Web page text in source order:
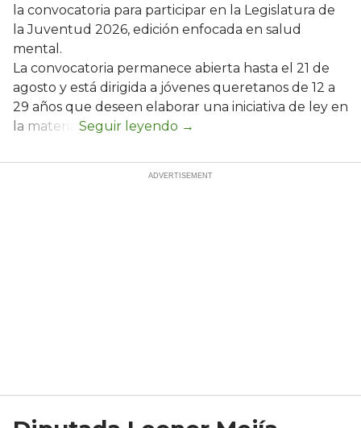
la convocatoria para participar en la Legislatura de
la Juventud 2026, edición enfocada en salud
mental.
La convocatoria permanece abierta hasta el 21 de
agosto y está dirigida a jóvenes queretanos de 12 a
29 años que deseen elaborar una iniciativa de ley en
la materia.